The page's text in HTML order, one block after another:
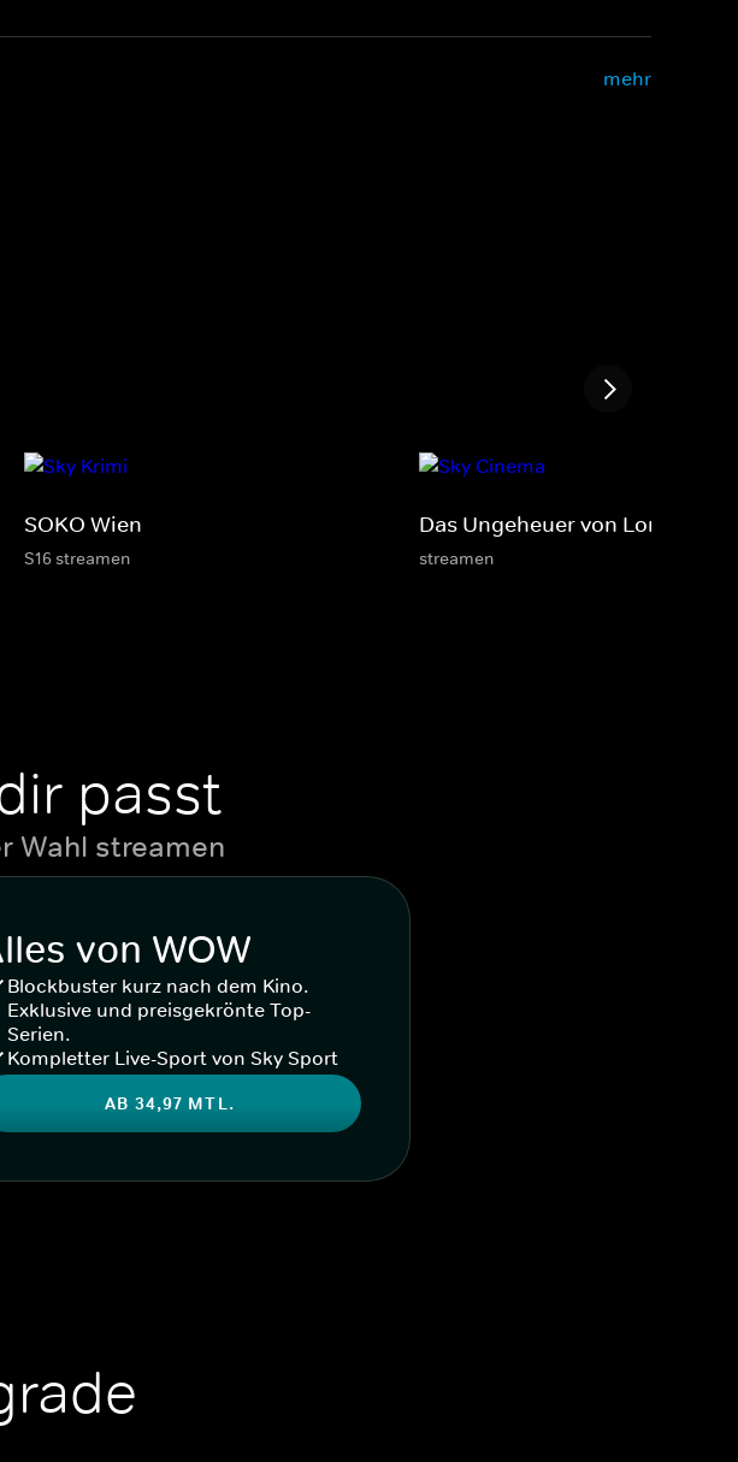
mehr
SOKO Wien
S16 streamen
Das Ungeheuer von London
streamen
passt
Wahl streamen
von WOW
Blockbuster kurz nach dem Kino.
Exklusive und preisgekrönte Top-
Serien.
Kompletter Live-Sport von Sky Sport
AB 34,97 MTL.